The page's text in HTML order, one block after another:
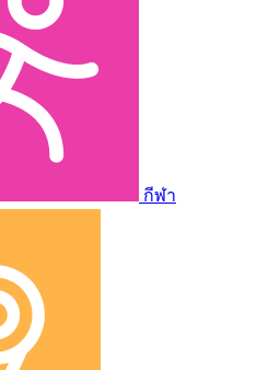
กีฬา